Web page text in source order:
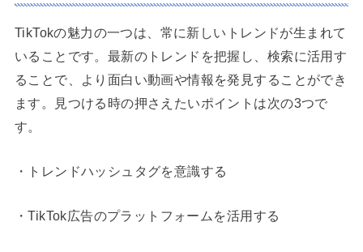
TikTokの魅力の一つは、常に新しいトレンドが生まれて
いることです。最新のトレンドを把握し、検索に活用す
ることで、より面白い動画や情報を発見することができ
ます。見つける時の押さえたいポイントは次の3つで
す。
・トレンドハッシュタグを意識する
・TikTok広告のプラットフォームを活用する